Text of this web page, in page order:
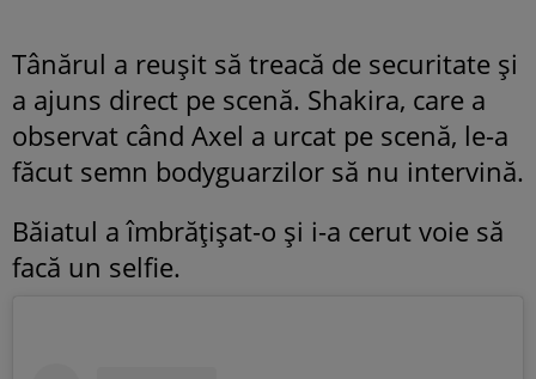
Tânărul a reușit să treacă de securitate și
a ajuns direct pe scenă. Shakira, care a
observat când Axel a urcat pe scenă, le-a
făcut semn bodyguarzilor să nu intervină.
Băiatul a îmbrățișat-o și i-a cerut voie să
facă un selfie.